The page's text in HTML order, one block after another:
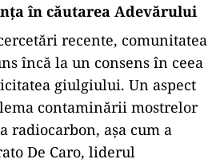
în căutarea Adevărului
recente, comunitatea
încă la un consens în ceea
giulgiului. Un aspect
contaminării mostrelor
radiocarbon, așa cum a
De Caro, liderul